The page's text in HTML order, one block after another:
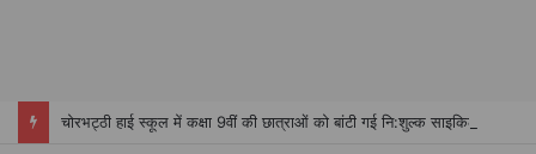
चोरभट्ठी हाई स्कूल में कक्षा 9वीं की छात्राओं को बांटी गई नि:शुल्क साइकिल